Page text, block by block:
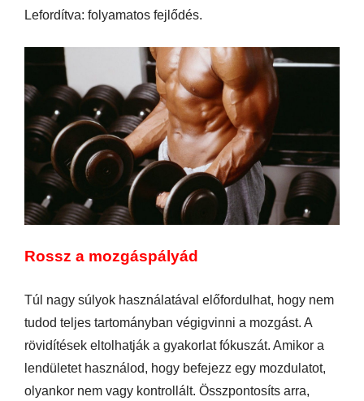
Lefordítva: folyamatos fejlődés.
Rossz a mozgáspályád
Túl nagy súlyok használatával előfordulhat, hogy nem
tudod teljes tartományban végigvinni a mozgást. A
rövidítések eltolhatják a gyakorlat fókuszát. Amikor a
lendületet használod, hogy befejezz egy mozdulatot,
olyankor nem vagy kontrollált. Összpontosíts arra,